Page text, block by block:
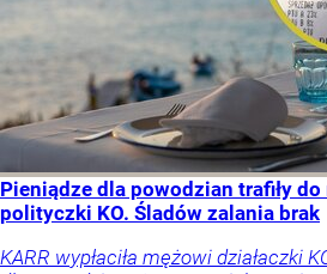
Pieniądze dla powodzian trafiły
polityczki KO. Śladów zalania brak
KARR wypłaciła mężowi działaczki